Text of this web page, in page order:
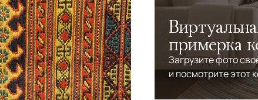
примерка
Загрузите фото
и посмотрите этот